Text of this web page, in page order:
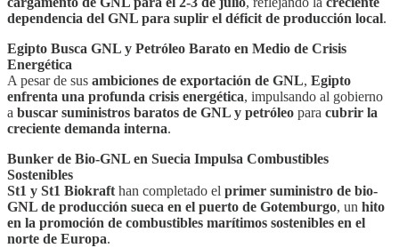
dependencia del GNL para suplir el déficit de producción local.
Egipto Busca GNL y Petróleo Barato en Medio de Crisis
Energética
A pesar de sus ambiciones de exportación de GNL, Egipto
enfrenta una profunda crisis energética, impulsando al gobierno
a buscar suministros baratos de GNL y petróleo para cubrir la
creciente demanda interna.
Bunker de Bio-GNL en Suecia Impulsa Combustibles
Sostenibles
St1 y St1 Biokraft han completado el primer suministro de bio-
GNL de producción sueca en el puerto de Gotemburgo, un hito
en la promoción de combustibles marítimos sostenibles en el
norte de Europa.